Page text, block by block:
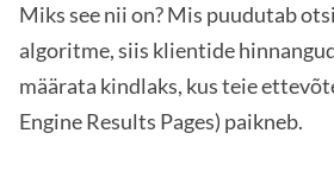
Miks see nii on? Mis puudutab
algoritme, siis klientide
määrata kindlaks, kus teie
Engine Results Pages) paikneb.